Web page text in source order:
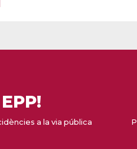
EPP!
a la via pública